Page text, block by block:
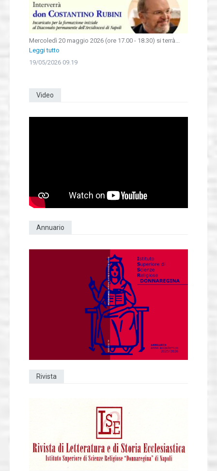
Mercoledì 20 maggio 2026 (ore 17.00 - 18.30) si terrà...
Leggi tutto
19/05/2026 09.19
Video
Annuario
Rivista